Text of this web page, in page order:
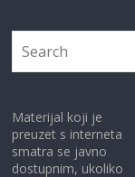
Materijal koji je
preuzet s interneta
smatra se javno
dostupnim, ukoliko